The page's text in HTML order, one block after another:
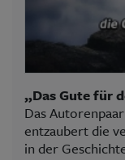
„Das Gute für
Das
entzaubert die
in der